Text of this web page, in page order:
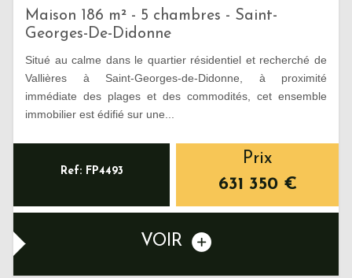
Maison 186 m² - 5 chambres - Saint-
Georges-De-Didonne
Situé au calme dans le quartier résidentiel et recherché de
Vallières à Saint-Georges-de-Didonne, à proximité
immédiate des plages et des commodités, cet ensemble
immobilier est édifié sur une...
Ref: FP4493
Prix
631 350 €
VOIR